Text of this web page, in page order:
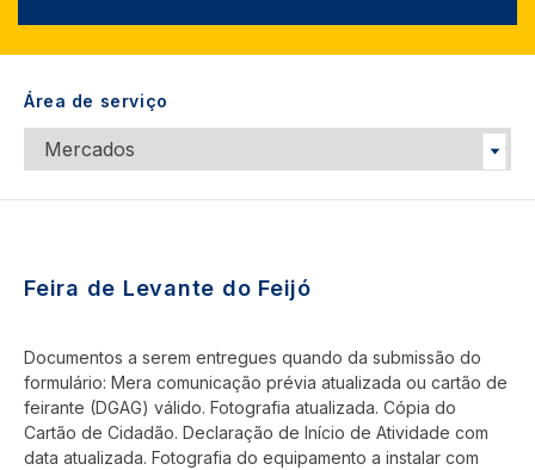
Área de serviço
Feira de Levante do Feijó
Documentos a serem entregues quando da submissão do
formulário: Mera comunicação prévia atualizada ou cartão de
feirante (DGAG) válido. Fotografia atualizada. Cópia do
Cartão de Cidadão. Declaração de Início de Atividade com
data atualizada. Fotografia do equipamento a instalar com